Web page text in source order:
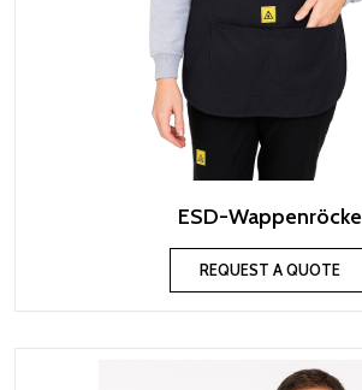
ESD-Wappenröcke
REQUEST A QUOTE